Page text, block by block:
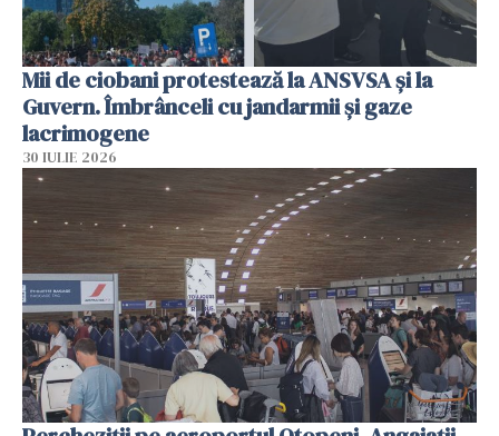
Mii de ciobani protestează la ANSVSA și la
Guvern. Îmbrânceli cu jandarmii și gaze
lacrimogene
30 IULIE 2026